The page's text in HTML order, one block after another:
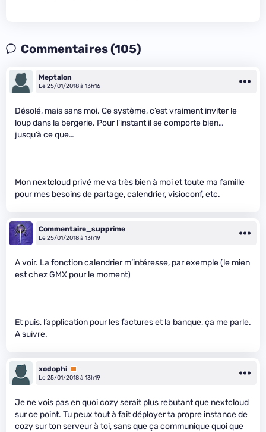
Commentaires (105)
Meptalon
Le 25/01/2018 à 13h16
Désolé, mais sans moi. Ce système, c’est vraiment inviter le
loup dans la bergerie. Pour l’instant il se comporte bien…
jusqu’à ce que…
Mon nextcloud privé me va très bien à moi et toute ma famille
pour mes besoins de partage, calendrier, visioconf, etc.
Commentaire_supprime
Le 25/01/2018 à 13h19
A voir. La fonction calendrier m’intéresse, par exemple (le mien
est chez GMX pour le moment)
Et puis, l’application pour les factures et la banque, ça me parle.
A suivre.
xodophi Premium
Le 25/01/2018 à 13h19
Je ne vois pas en quoi cozy serait plus rebutant que nextcloud
sur ce point. Tu peux tout à fait déployer ta propre instance de
cozy sur ton serveur à toi, sans que ça communique quoi que